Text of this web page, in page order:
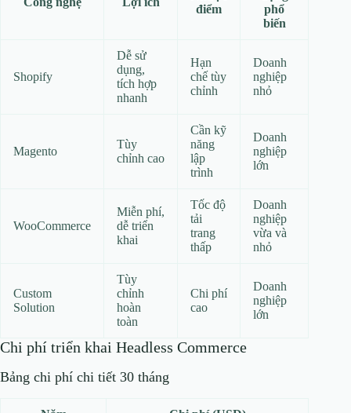
điểm
phổ
biến
Shopify
Dễ sử
dụng,
tích hợp
nhanh
Hạn
chế tùy
chỉnh
Doanh
nghiệp
nhỏ
Magento
Tùy
chỉnh cao
Cần kỹ
năng
lập
trình
Doanh
nghiệp
lớn
WooCommerce
Miễn phí,
dễ triển
khai
Tốc độ
tải
trang
thấp
Doanh
nghiệp
vừa và
nhỏ
Custom
Solution
Tùy
chỉnh
hoàn
toàn
Chi phí
cao
Doanh
nghiệp
lớn
Chi phí triển khai Headless Commerce
Bảng chi phí chi tiết 30 tháng